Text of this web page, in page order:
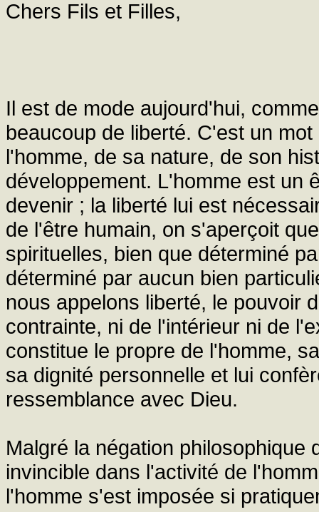
Chers Fils et Filles,
Il est de mode aujourd'hui,
beaucoup de liberté. C'est un
l'homme, de sa nature, de son
développement. L'homme est un
devenir ; la liberté lui est
de l'être humain, on s'aperçoit
spirituelles, bien que déterminé
déterminé par aucun bien
nous appelons liberté, le pouvoir
contrainte, ni de l'intérieur ni de
constitue le propre de l'homme,
sa dignité personnelle et lui
ressemblance avec Dieu.
Malgré la négation philosophique
invincible dans l'activité de
l'homme s'est imposée si